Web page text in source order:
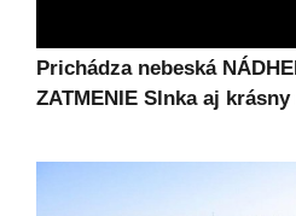
Prichádza nebeská
ZATMENIE Slnka aj